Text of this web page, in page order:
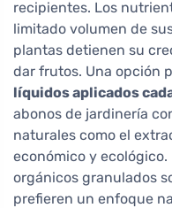
recipientes. Los
limitado volumen de
plantas detienen su
dar frutos. Una opción
líquidos aplicados
abonos de jardinería
naturales como el
económico y
orgánicos granulados
prefieren un enfoque